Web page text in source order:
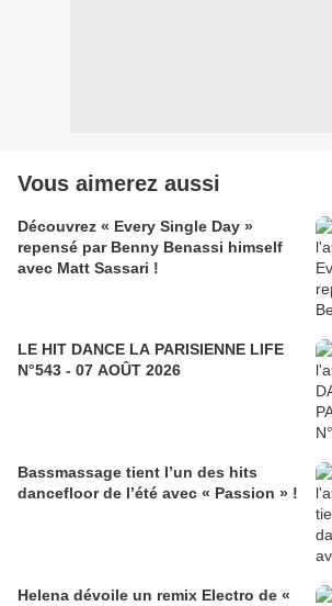
Vous aimerez aussi
Découvrez « Every Single Day »
repensé par Benny Benassi himself
avec Matt Sassari !
LE HIT DANCE LA PARISIENNE LIFE
N°543 - 07 AOÛT 2026
Bassmassage tient l’un des hits
dancefloor de l’été avec « Passion » !
Helena dévoile un remix Electro de «